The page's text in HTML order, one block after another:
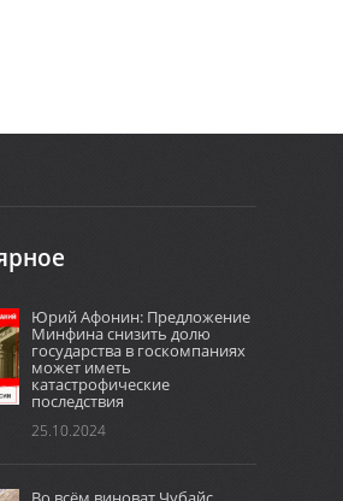
Юрий Афонин: Предложение
Минфина снизить долю
государства в госкомпаниях
может иметь
катастрофические
последствия
25.10.2024